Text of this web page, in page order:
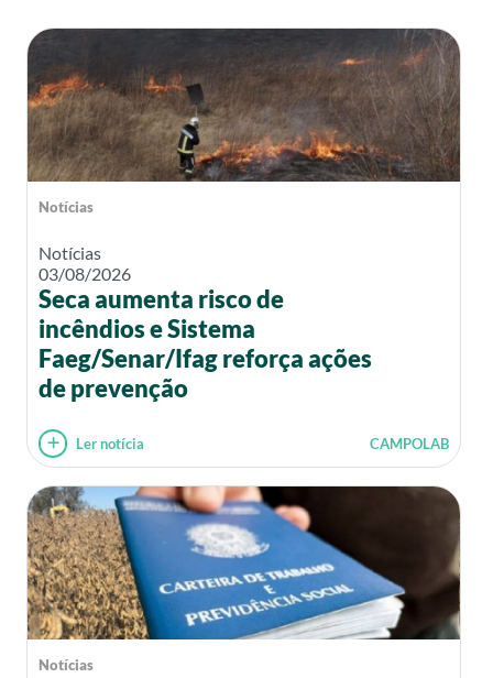
Notícias
Notícias
03/08/2026
Seca aumenta risco de
incêndios e Sistema
Faeg/Senar/Ifag reforça ações
de prevenção
Ler notícia CAMPOLAB
Notícias